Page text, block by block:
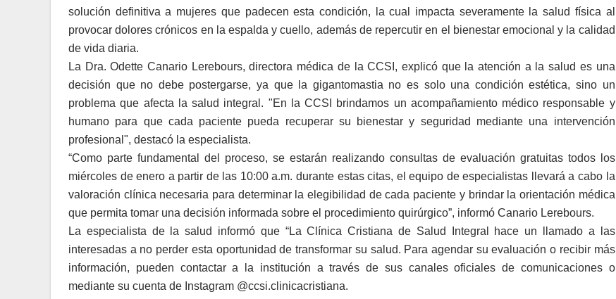
solución definitiva a mujeres que padecen esta condición, la cual impacta severamente la salud física al
provocar dolores crónicos en la espalda y cuello, además de repercutir en el bienestar emocional y la calidad
de vida diaria.
La Dra. Odette Canario Lerebours, directora médica de la CCSI, explicó que la atención a la salud es una
decisión que no debe postergarse, ya que la gigantomastia no es solo una condición estética, sino un
problema que afecta la salud integral. "En la CCSI brindamos un acompañamiento médico responsable y
humano para que cada paciente pueda recuperar su bienestar y seguridad mediante una intervención
profesional", destacó la especialista.
“Como parte fundamental del proceso, se estarán realizando consultas de evaluación gratuitas todos los
miércoles de enero a partir de las 10:00 a.m. durante estas citas, el equipo de especialistas llevará a cabo la
valoración clínica necesaria para determinar la elegibilidad de cada paciente y brindar la orientación médica
que permita tomar una decisión informada sobre el procedimiento quirúrgico”, informó Canario Lerebours.
La especialista de la salud informó que “La Clínica Cristiana de Salud Integral hace un llamado a las
interesadas a no perder esta oportunidad de transformar su salud. Para agendar su evaluación o recibir más
información, pueden contactar a la institución a través de sus canales oficiales de comunicaciones o
mediante su cuenta de Instagram @ccsi.clinicacristiana.